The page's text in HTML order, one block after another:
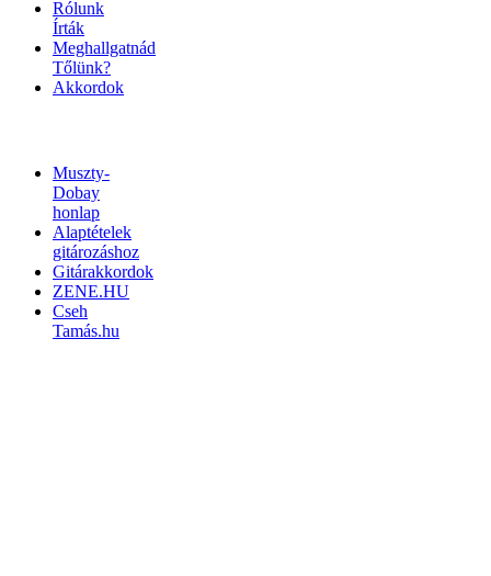
Rólunk
Írták
Meghallgatnád
Tőlünk?
Akkordok
Muszty-
Dobay
honlap
Alaptételek
gitározáshoz
Gitárakkordok
ZENE.HU
Cseh
Tamás.hu